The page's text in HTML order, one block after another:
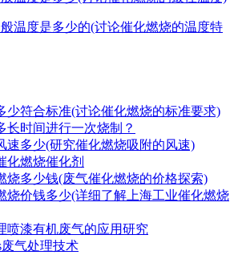
温度是多少的(讨论催化燃烧的温度特
少符合标准(讨论催化燃烧的标准要求)
长时间进行一次烧制？
速多少(研究催化燃烧吸附的风速)
化燃烧催化剂
烧多少钱(废气催化燃烧的价格探索)
烧价钱多少(详细了解上海工业催化燃烧
喷漆有机废气的应用研究
气处理技术